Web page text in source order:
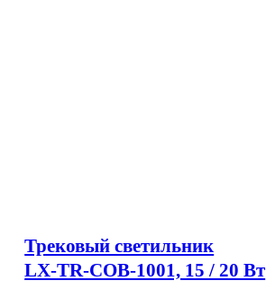
Трековый светильник
LX-TR-COB-1001, 15 / 20 Вт